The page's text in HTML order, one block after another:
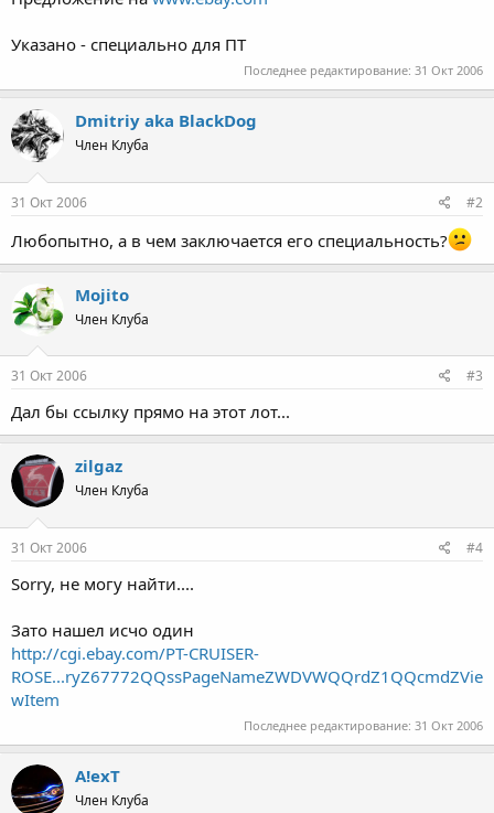
Указано - специально для ПТ
Последнее редактирование: 31 Окт 2006
Dmitriy aka BlackDog
Член Клуба
31 Окт 2006 #2
Любопытно, а в чем заключается его специальность?
Mojito
Член Клуба
31 Окт 2006 #3
Дал бы ссылку прямо на этот лот...
zilgaz
Член Клуба
31 Окт 2006 #4
Sorry, не могу найти....
Зато нашел исчо один
http://cgi.ebay.com/PT-CRUISER-
ROSE...ryZ67772QQssPageNameZWDVWQQrdZ1QQcmdZVie
wItem
Последнее редактирование: 31 Окт 2006
A!exT
Член Клуба